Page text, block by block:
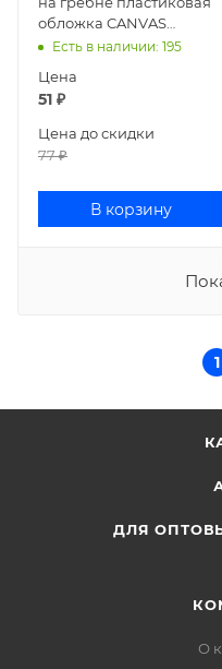
обложка CANVAS
красный 80Б7В1гр_05315
Есть в наличии: 195
Цена
51 ₽
Цена до скидки
77₽
В корзину
1
ДЛЯ
О